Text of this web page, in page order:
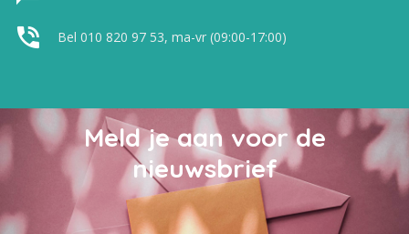
Bel 010 820 97 53, ma-vr (09:00-17:00)
Meld je aan voor de
nieuwsbrief